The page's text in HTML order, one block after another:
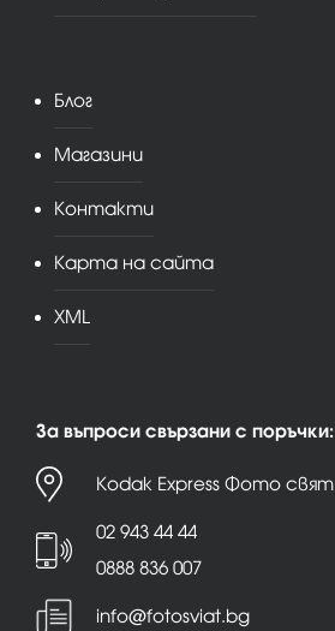
Блог
Магазини
Контакти
Карта на сайта
XML
За въпроси свързани с поръчки:
Kodak Express Фото свят
02 943 44 44
0888 836 007
info@fotosviat.bg